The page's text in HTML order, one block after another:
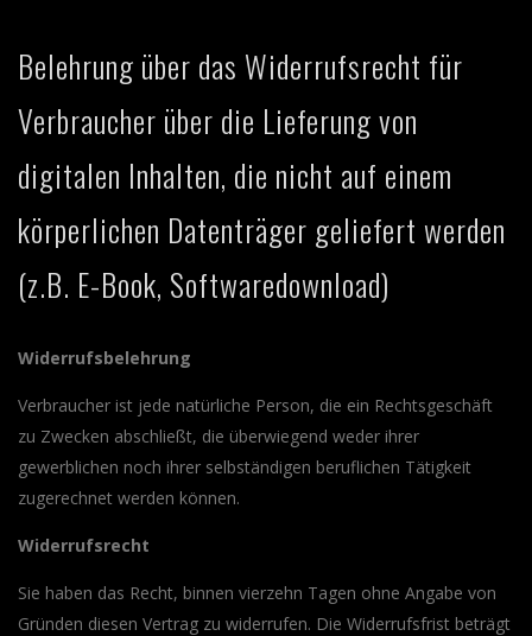
Belehrung über das Widerrufsrecht für
Verbraucher über die Lieferung von
digitalen Inhalten, die nicht auf einem
körperlichen Datenträger geliefert werden
(z.B. E-Book, Softwaredownload)
Widerrufsbelehrung
Verbraucher ist jede natürliche Person, die ein Rechtsgeschäft
zu Zwecken abschließt, die überwiegend weder ihrer
gewerblichen noch ihrer selbständigen beruflichen Tätigkeit
zugerechnet werden können.
Widerrufsrecht
Sie haben das Recht, binnen vierzehn Tagen ohne Angabe von
Gründen diesen Vertrag zu widerrufen. Die Widerrufsfrist beträgt